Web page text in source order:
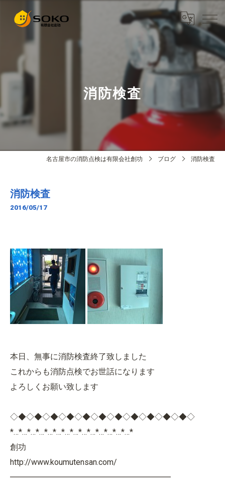
消防検査
名古屋市の消防点検は有限会社創功 ブログ 消防検査
消防検査
2016/05/17
本日、無事に消防検査終了致しました
これからも消防点検でお世話になります
よろしくお願い致します
◇◆◇◆◇◆◇◆◇◆◇◆◇◆◇◆◇◆◇◆◇◆◇
*…*…*…*…*…*…*…*…*…*…*…*…*…*…*
創功
http://www.koumutensan.com/
━━━━━━━━━━━━━━━━━━━━